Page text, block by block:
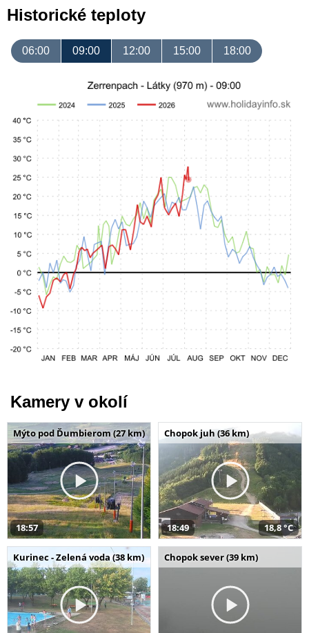
Historické teploty
06:00 09:00 12:00 15:00 18:00
Kamery v okolí
Mýto pod Ďumbierom (27 km)
18:57
Chopok juh (36 km)
18:49 18,8 °C
Kurinec - Zelená voda (38 km) Chopok sever (39 km)